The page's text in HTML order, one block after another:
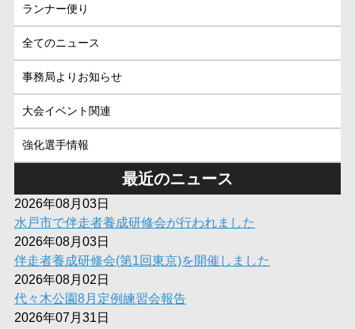
ランナー便り
全てのニュース
事務局よりお知らせ
大会イベント関連
強化選手情報
最近のニュース
2026年08月03日
水戸市で伴走者養成研修会が行われました
2026年08月03日
伴走者養成研修会(第1回東京)を開催しました
2026年08月02日
代々木公園8月定例練習会報告
2026年07月31日